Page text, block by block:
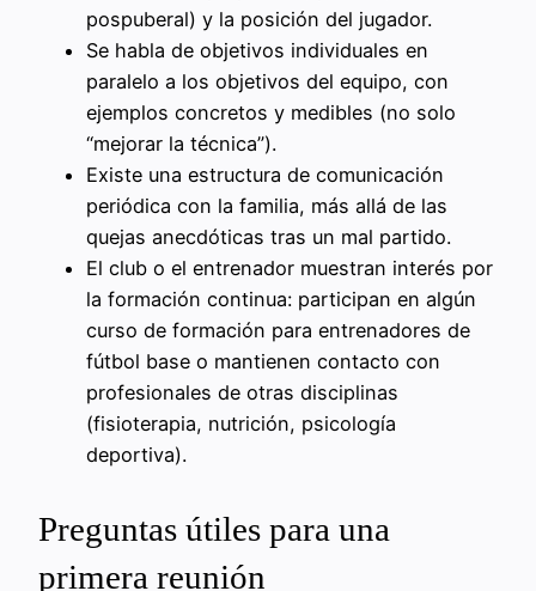
pospuberal) y la posición del jugador.
Se habla de objetivos individuales en
paralelo a los objetivos del equipo, con
ejemplos concretos y medibles (no solo
“mejorar la técnica”).
Existe una estructura de comunicación
periódica con la familia, más allá de las
quejas anecdóticas tras un mal partido.
El club o el entrenador muestran interés por
la formación continua: participan en algún
curso de formación para entrenadores de
fútbol base o mantienen contacto con
profesionales de otras disciplinas
(fisioterapia, nutrición, psicología
deportiva).
Preguntas útiles para una
primera reunión